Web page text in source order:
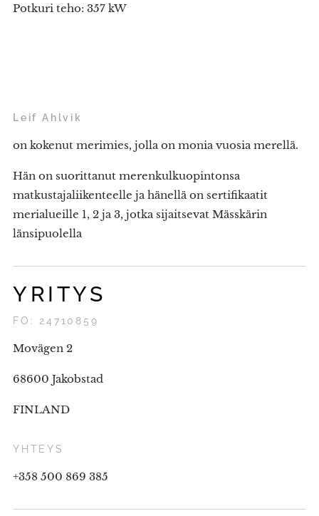
Potkuri teho: 357 kW
Leif Ahlvik
on kokenut merimies, jolla on monia vuosia merellä.
Hän on suorittanut merenkulkuopintonsa
matkustajaliikenteelle ja hänellä on sertifikaatit
merialueille 1, 2 ja 3, jotka sijaitsevat Mässkärin
länsipuolella
YRITYS
FO: 24710859
Movägen 2
68600 Jakobstad
FINLAND
YHTEYS
+358 500 869 385